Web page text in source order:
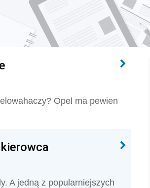
Opel ma pewien
A jedną z popularniejszych